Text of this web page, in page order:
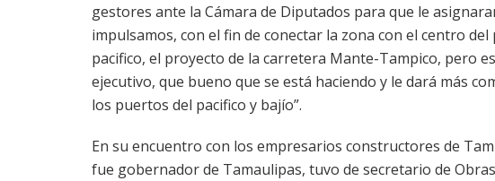
gestores ante la Cámara de Diputados para que le
impulsamos, con el fin de conectar la zona con el centro
pacifico, el proyecto de la carretera Mante-Tampico, pero
ejecutivo, que bueno que se está haciendo y le dará más
los puertos del pacifico y bajío”.
En su encuentro con los empresarios constructores de
fue gobernador de Tamaulipas, tuvo de secretario de